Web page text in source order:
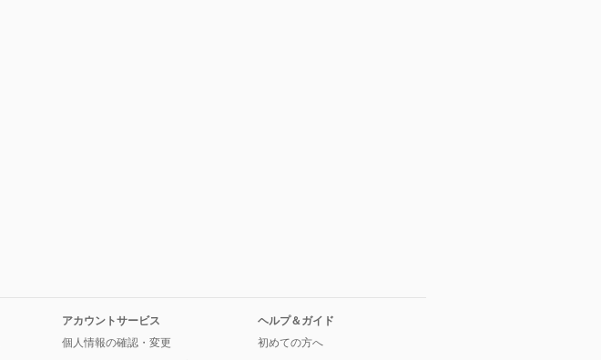
アカウントサービス
個人情報の確認・変更
ヘルプ＆ガイド
初めての方へ